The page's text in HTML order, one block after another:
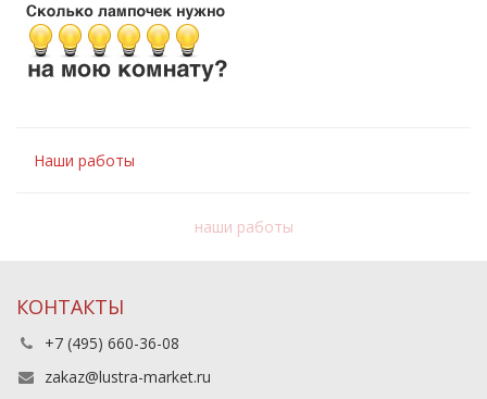
Наши работы
наши работы
КОНТАКТЫ
+7 (495) 660-36-08
zakaz@lustra-market.ru